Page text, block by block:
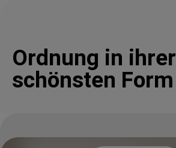
Ordnung in ihrer
schönsten Form